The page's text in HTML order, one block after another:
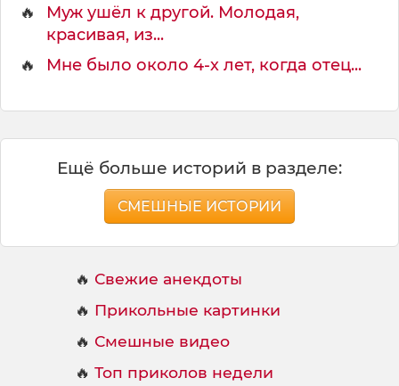
🔥
Муж ушёл к другой. Молодая,
красивая, из...
🔥
Мне было около 4-х лет, когда отец...
Ещё больше историй в разделе:
СМЕШНЫЕ ИСТОРИИ
🔥 Свежие анекдоты
🔥 Прикольные картинки
🔥 Смешные видео
🔥 Топ приколов недели